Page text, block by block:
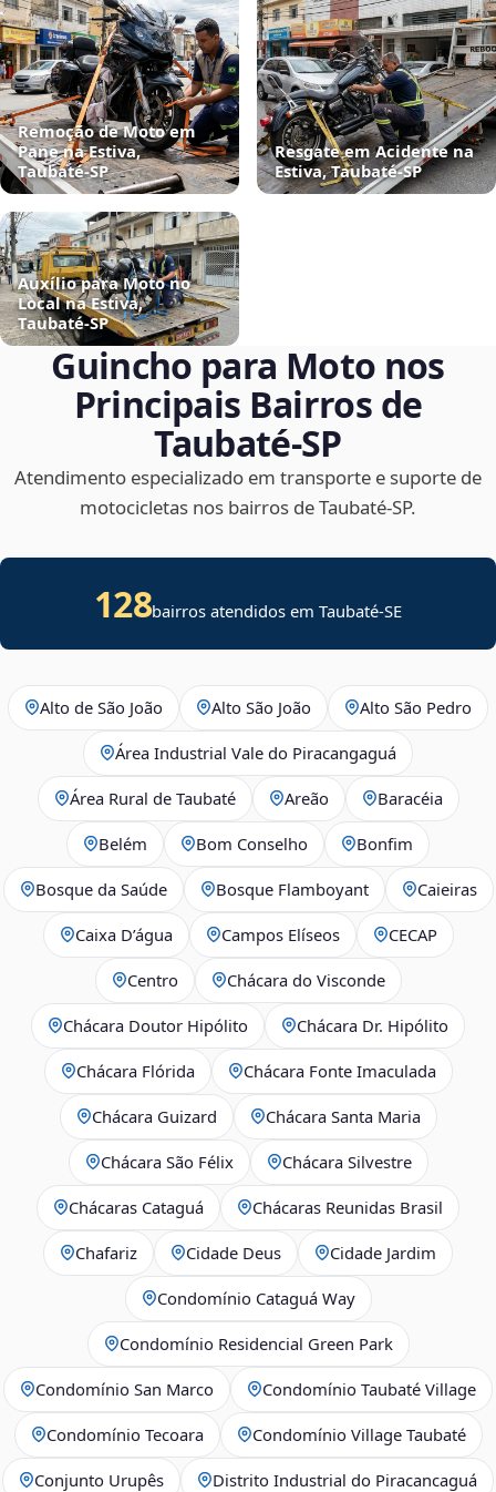
Remoção de Moto em
Pane na Estiva,
Taubaté‑SP
Resgate em Acidente na
Estiva, Taubaté‑SP
Auxílio para Moto no
Local na Estiva,
Taubaté‑SP
Guincho para Moto nos
Principais Bairros de
Taubaté‑SP
Atendimento especializado em transporte e suporte de
motocicletas nos bairros de Taubaté‑SP.
128bairros atendidos emTaubaté-SE
Alto de São João Alto São João Alto São Pedro
Área Industrial Vale do Piracangaguá
Área Rural de Taubaté Areão Baracéia
Belém Bom Conselho Bonfim
Bosque da Saúde Bosque Flamboyant Caieiras
Caixa D’água Campos Elíseos CECAP
Centro Chácara do Visconde
Chácara Doutor Hipólito Chácara Dr. Hipólito
Chácara Flórida Chácara Fonte Imaculada
Chácara Guizard Chácara Santa Maria
Chácara São Félix Chácara Silvestre
Chácaras Cataguá Chácaras Reunidas Brasil
Chafariz Cidade Deus Cidade Jardim
Condomínio Cataguá Way
Condomínio Residencial Green Park
Condomínio San Marco Condomínio Taubaté Village
Condomínio Tecoara Condomínio Village Taubaté
Conjunto Urupês Distrito Industrial do Piracancaguá